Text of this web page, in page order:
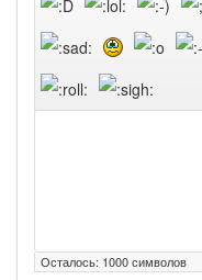
Осталось: 1000символов